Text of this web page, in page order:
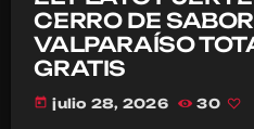
CERRO DE
VALPARAÍSO
GRATIS
today julio 28, 2026 30